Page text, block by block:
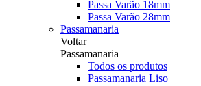
Passa Varão 18mm
Passa Varão 28mm
Passamanaria
Voltar
Passamanaria
Todos os produtos
Passamanaria Liso